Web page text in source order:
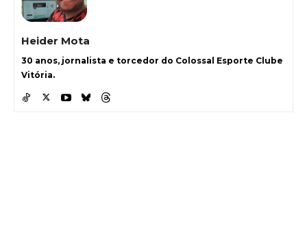
Heider Mota
30 anos, jornalista e torcedor do Colossal Esporte Clube
Vitória.